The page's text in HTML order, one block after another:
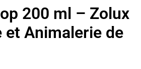
200 ml – Zolux
et Animalerie de